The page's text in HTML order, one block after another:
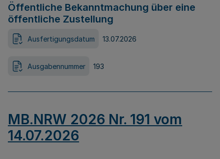
Öffentliche Bekanntmachung über eine
öffentliche Zustellung
Ausfertigungsdatum 13.07.2026
Ausgabennummer 193
MB.NRW 2026 Nr. 191 vom
14.07.2026